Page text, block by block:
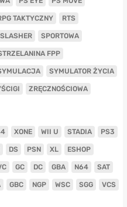
TAKTYCZNY RTS
SLASHER SPORTOWA
FPP
SYMULATOR ŻYCIA
ZRĘCZNOŚCIOWA
XONE WII U STADIA PS3
DS PSN XL ESHOP
GC DC GBA N64 SAT
GBC NGP WSC SGG VCS